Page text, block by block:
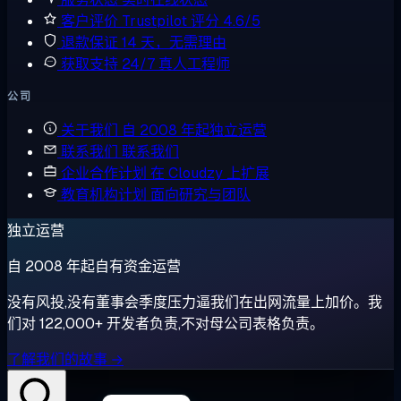
客户评价 Trustpilot 评分 4.6/5
退款保证 14 天，无需理由
获取支持 24/7 真人工程师
公司
关于我们 自 2008 年起独立运营
联系我们 联系我们
企业合作计划 在 Cloudzy 上扩展
教育机构计划 面向研究与团队
独立运营
自 2008 年起自有资金运营
没有风投,没有董事会季度压力逼我们在出网流量上加价。我
们对 122,000+ 开发者负责,不对母公司表格负责。
了解我们的故事 →